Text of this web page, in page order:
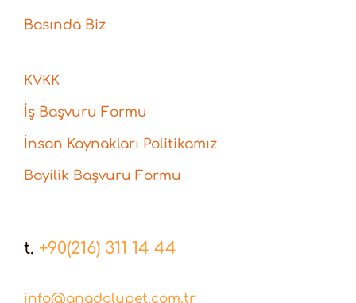
Basında Biz
KVKK
İş Başvuru Formu
İnsan Kaynakları Politikamız
Bayilik Başvuru Formu
t. +90(216) 311 14 44
info@anadolupet.com.tr